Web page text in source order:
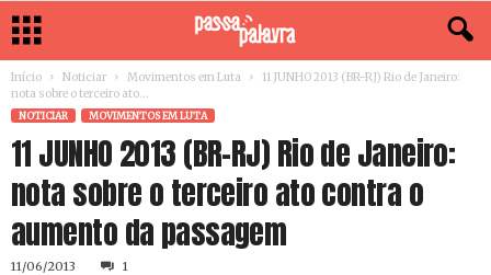
Início Noticiar Movimentos em Luta
11 JUNHO 2013 (BR-RJ) Rio de Janeiro:
nota sobre o terceiro ato...
NOTICIAR MOVIMENTOS EM LUTA
11 JUNHO 2013 (BR-RJ) Rio de Janeiro:
nota sobre o terceiro ato contra o
aumento da passagem
11/06/2013 1